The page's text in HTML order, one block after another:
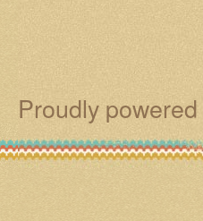
Proudly